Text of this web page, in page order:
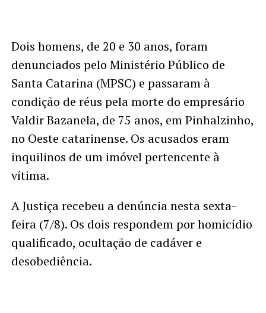
Dois homens, de 20 e 30 anos, foram
denunciados pelo Ministério Público de
Santa Catarina (MPSC) e passaram à
condição de réus pela morte do empresário
Valdir Bazanela, de 75 anos, em Pinhalzinho,
no Oeste catarinense. Os acusados eram
inquilinos de um imóvel pertencente à
vítima.
A Justiça recebeu a denúncia nesta sexta-
feira (7/8). Os dois respondem por homicídio
qualificado, ocultação de cadáver e
desobediência.